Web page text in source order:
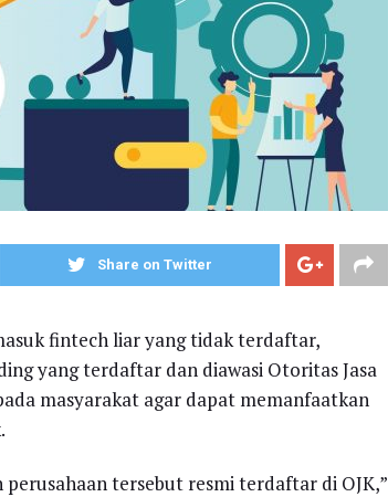
Share on Twitter
fintech liar yang tidak terdaftar,
yang terdaftar dan diawasi Otoritas Jasa
masyarakat agar dapat memanfaatkan
tersebut resmi terdaftar di OJK,”